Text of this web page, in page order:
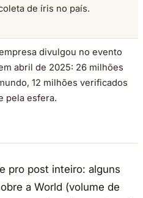
de íris no país.
divulgou no evento
abril de 2025: 26 milhões
12 milhões verificados
pela esfera.
pro post inteiro: alguns
a World (volume de